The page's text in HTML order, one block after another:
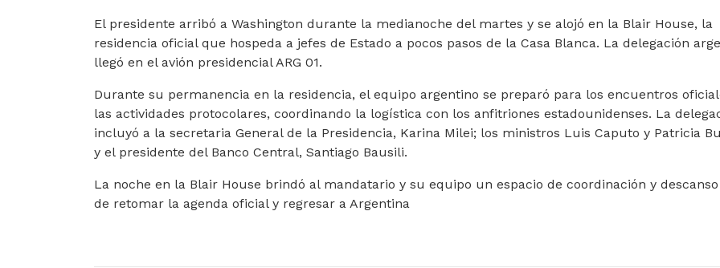
El presidente arribó a Washington durante la medianoche del martes y se alojó en la Blair House, la
residencia oficial que hospeda a jefes de Estado a pocos pasos de la Casa Blanca. La delegación
llegó en el avión presidencial ARG 01.
Durante su permanencia en la residencia, el equipo argentino se preparó para los encuentros
las actividades protocolares, coordinando la logística con los anfitriones estadounidenses. La
incluyó a la secretaria General de la Presidencia, Karina Milei; los ministros Luis Caputo y Patricia
y el presidente del Banco Central, Santiago Bausili.
La noche en la Blair House brindó al mandatario y su equipo un espacio de coordinación y
de retomar la agenda oficial y regresar a Argentina